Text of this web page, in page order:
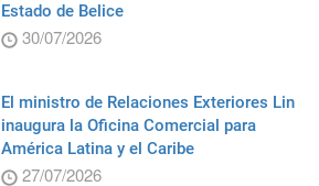
Estado de Belice
30/07/2026
El ministro de Relaciones Exteriores Lin
inaugura la Oficina Comercial para
América Latina y el Caribe
27/07/2026